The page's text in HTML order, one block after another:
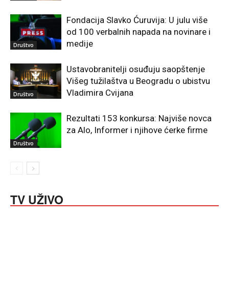
Društvo
Fondacija Slavko Ćuruvija: U julu više
od 100 verbalnih napada na novinare i
medije
Društvo
Ustavobranitelji osuđuju saopštenje
Višeg tužilaštva u Beogradu o ubistvu
Vladimira Cvijana
Društvo
Rezultati 153 konkursa: Najviše novca
za Alo, Informer i njihove ćerke firme
TV UŽIVO